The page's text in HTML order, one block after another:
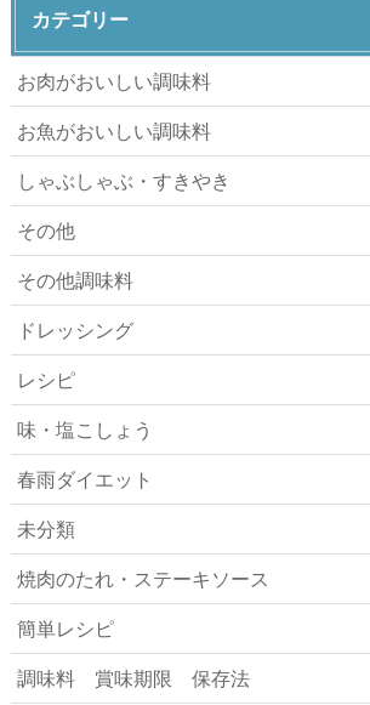
カテゴリー
お肉がおいしい調味料
お魚がおいしい調味料
しゃぶしゃぶ・すきやき
その他
その他調味料
ドレッシング
レシピ
味・塩こしょう
春雨ダイエット
未分類
焼肉のたれ・ステーキソース
簡単レシピ
調味料 賞味期限 保存法